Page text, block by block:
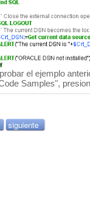
el ejemplo
Samples",
siguiente